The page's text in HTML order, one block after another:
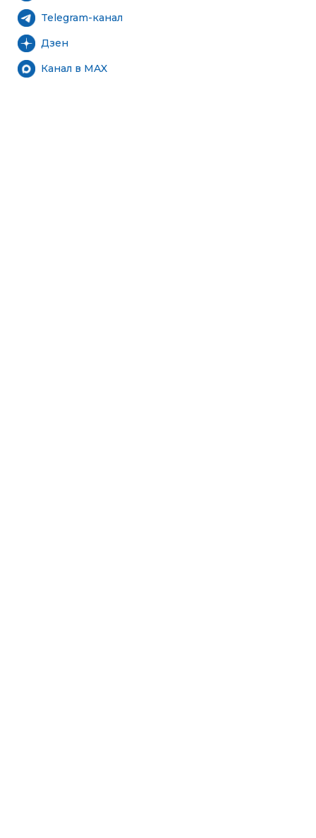
Telegram-канал
Дзен
Канал в MAX